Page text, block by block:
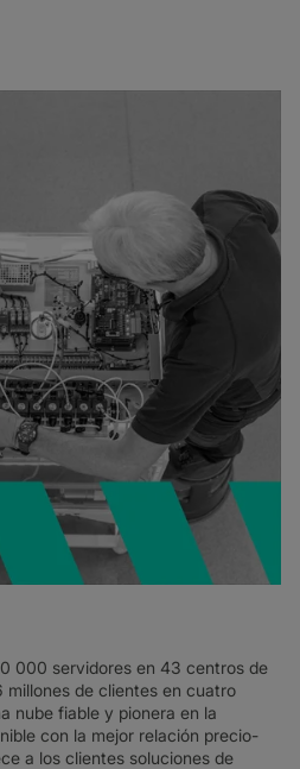
000 servidores en 43 centros de
de clientes en cuatro
nube fiable y pionera en la
con la mejor relación precio-
a los clientes soluciones de